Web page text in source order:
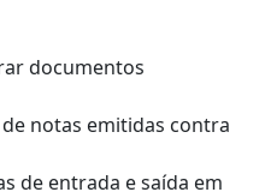
documentos
notas emitidas contra
de entrada e saída em